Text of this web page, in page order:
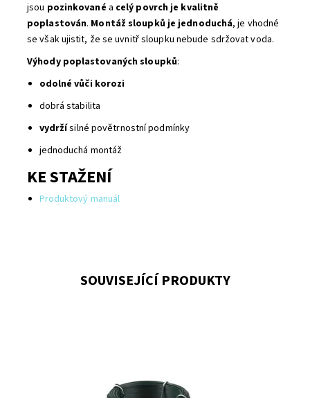
jsou pozinkované a celý povrch je kvalitně
poplastován. Montáž sloupků je jednoduchá, je vhodné
se však ujistit, že se uvnitř sloupku nebude sdržovat voda.
Výhody poplastovaných sloupků:
odolné vůči korozi
dobrá stabilita
vydržísilné povětrnostní podmínky
jednoduchá montáž
KE STAŽENÍ
Produktový manuál
SOUVISEJÍCÍ PRODUKTY
průměr 2.5 mm ve svitku je 50 bm